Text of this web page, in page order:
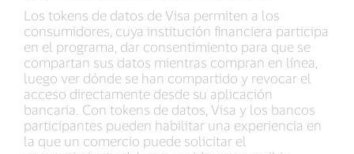
Los tokens de datos de Visa permiten a los
consumidores, cuya institución financiera participa
en el programa, dar consentimiento para que se
compartan sus datos mientras compran en línea,
luego ver dónde se han compartido y revocar el
acceso directamente desde su aplicación
bancaria. Con tokens de datos, Visa y los bancos
participantes pueden habilitar una experiencia en
la que un comercio puede solicitar el